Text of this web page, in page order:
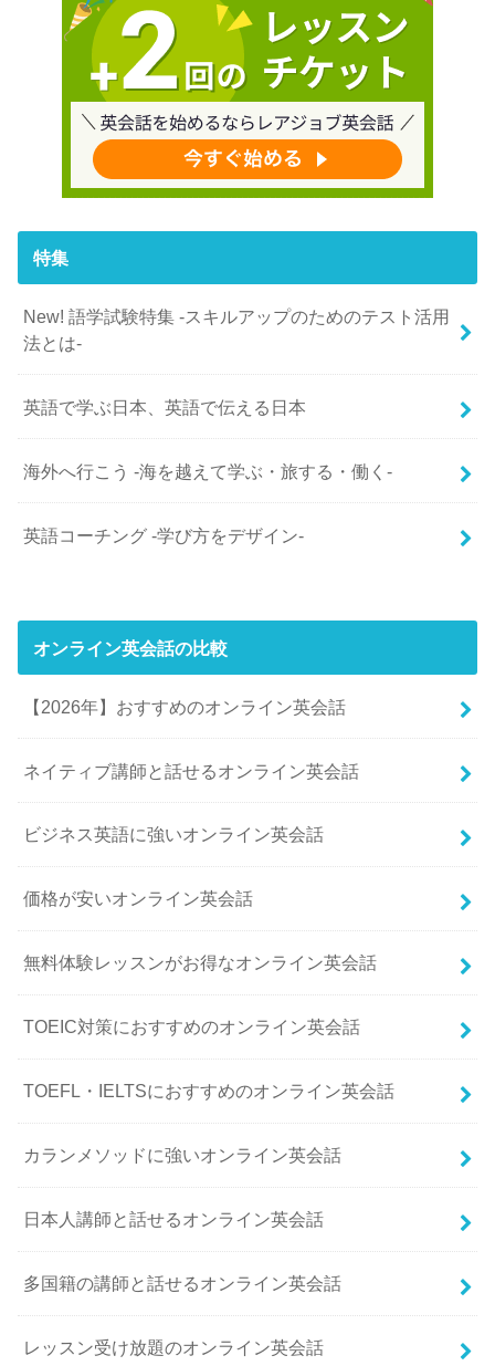
特集
New! 語学試験特集 -スキルアップのためのテスト活用
法とは-
英語で学ぶ日本、英語で伝える日本
海外へ行こう -海を越えて学ぶ・旅する・働く-
英語コーチング -学び方をデザイン-
オンライン英会話の比較
【2026年】おすすめのオンライン英会話
ネイティブ講師と話せるオンライン英会話
ビジネス英語に強いオンライン英会話
価格が安いオンライン英会話
無料体験レッスンがお得なオンライン英会話
TOEIC対策におすすめのオンライン英会話
TOEFL・IELTSにおすすめのオンライン英会話
カランメソッドに強いオンライン英会話
日本人講師と話せるオンライン英会話
多国籍の講師と話せるオンライン英会話
レッスン受け放題のオンライン英会話